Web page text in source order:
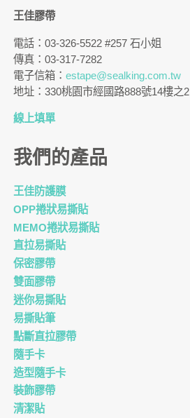
王佳膠帶
電話：03-326-5522 #257 石小姐
傳真：03-317-7282
電子信箱：estape@sealking.com.tw
地址：330桃園市經國路888號14樓之2
線上填單
我們的產品
王佳防護膜
OPP捲狀易撕貼
MEMO捲狀易撕貼
直拉易撕貼
保密膠帶
雙面膠帶
迷你易撕貼
易撕貼筆
點斷直拉膠帶
隨手卡
造型隨手卡
裝飾膠帶
清潔貼